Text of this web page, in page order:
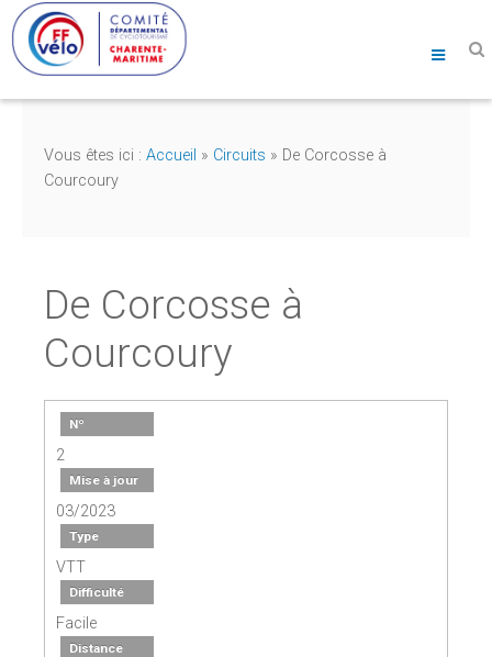
Vous êtes ici : Accueil » Circuits » De Corcosse à
Courcoury
De Corcosse à
Courcoury
Nº
2
Mise à jour
03/2023
Type
VTT
Difficulté
Facile
Distance